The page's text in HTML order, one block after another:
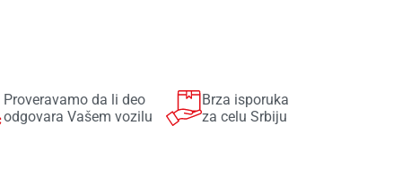
Proveravamo da li deo
odgovara Vašem vozilu
Brza isporuka
za celu Srbiju